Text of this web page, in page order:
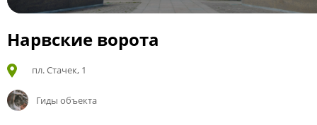
Нарвские ворота
пл. Стачек, 1
Гиды объекта